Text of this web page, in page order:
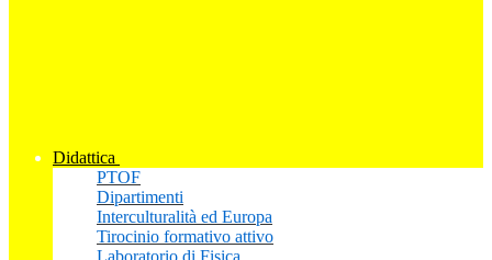
Didattica
PTOF
Dipartimenti
Interculturalità ed Europa
Tirocinio formativo attivo